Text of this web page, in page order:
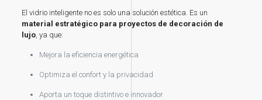
El vidrio inteligente no es solo una solución estética. Es un
material estratégico para proyectos de decoración de
lujo, ya que:
Mejora la eficiencia energética
Optimiza el confort y la privacidad
Aporta un toque distintivo e innovador